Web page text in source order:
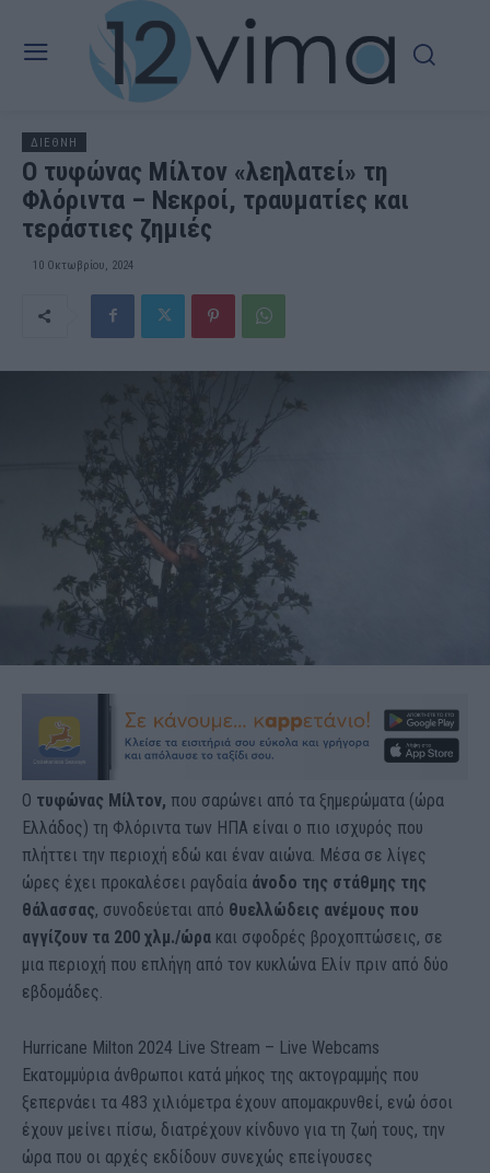
ΔΙΕΘΝΗ
O τυφώνας Μίλτον «λεηλατεί» τη
Φλόριντα – Νεκροί, τραυματίες και
τεράστιες ζημιές
10 Οκτωβρίου, 2024
Ο τυφώνας Μίλτον, που σαρώνει από τα ξημερώματα (ώρα
Ελλάδος) τη Φλόριντα των ΗΠΑ είναι ο πιο ισχυρός που
πλήττει την περιοχή εδώ και έναν αιώνα. Μέσα σε λίγες
ώρες έχει προκαλέσει ραγδαία άνοδο της στάθμης της
θάλασσας, συνοδεύεται από θυελλώδεις ανέμους που
αγγίζουν τα 200 χλμ./ώρα και σφοδρές βροχοπτώσεις, σε
μια περιοχή που επλήγη από τον κυκλώνα Ελίν πριν από δύο
εβδομάδες.
Hurricane Milton 2024 Live Stream – Live Webcams
Εκατομμύρια άνθρωποι κατά μήκος της ακτογραμμής που
ξεπερνάει τα 483 χιλιόμετρα έχουν απομακρυνθεί, ενώ όσοι
έχουν μείνει πίσω, διατρέχουν κίνδυνο για τη ζωή τους, την
ώρα που οι αρχές εκδίδουν συνεχώς επείγουσες